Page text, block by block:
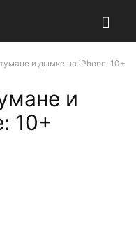
и дымке на iPhone: 10+
и
10+